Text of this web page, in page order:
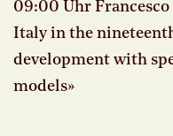
09:00 Uhr Francesco
Italy in the
development with
models»